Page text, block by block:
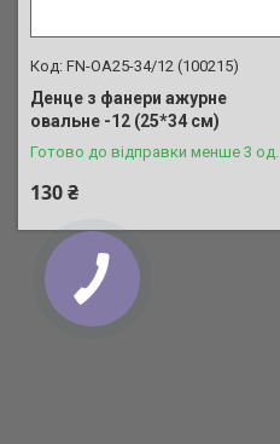
FN-OA25-34/12 (100215)
Денце з фанери ажурне
овальне -12 (25*34 см)
Готово до відправки менше 3 од.
130 ₴